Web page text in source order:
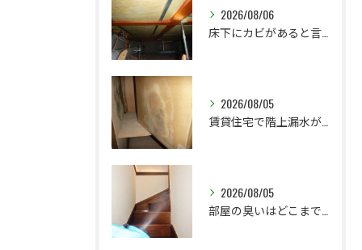
2026/08/06
床下にカビがあると言われた…本当に全部防カビ工事が必要ですか？
2026/08/05
賃貸住宅で階上漏水が発生したら、防カビ工事までが初期対応です
2026/08/05
部屋の臭いはどこまで気になりますか？プレモ独自の臭気基準をご紹介します